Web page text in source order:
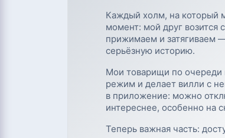
Каждый холм, на который
момент: мой друг возится
прижимаем и затягиваем
серьёзную историю.
Мои товарищи по очереди
режим и делает вилли с
в приложение: можно
интереснее, особенно на
Теперь важная часть: